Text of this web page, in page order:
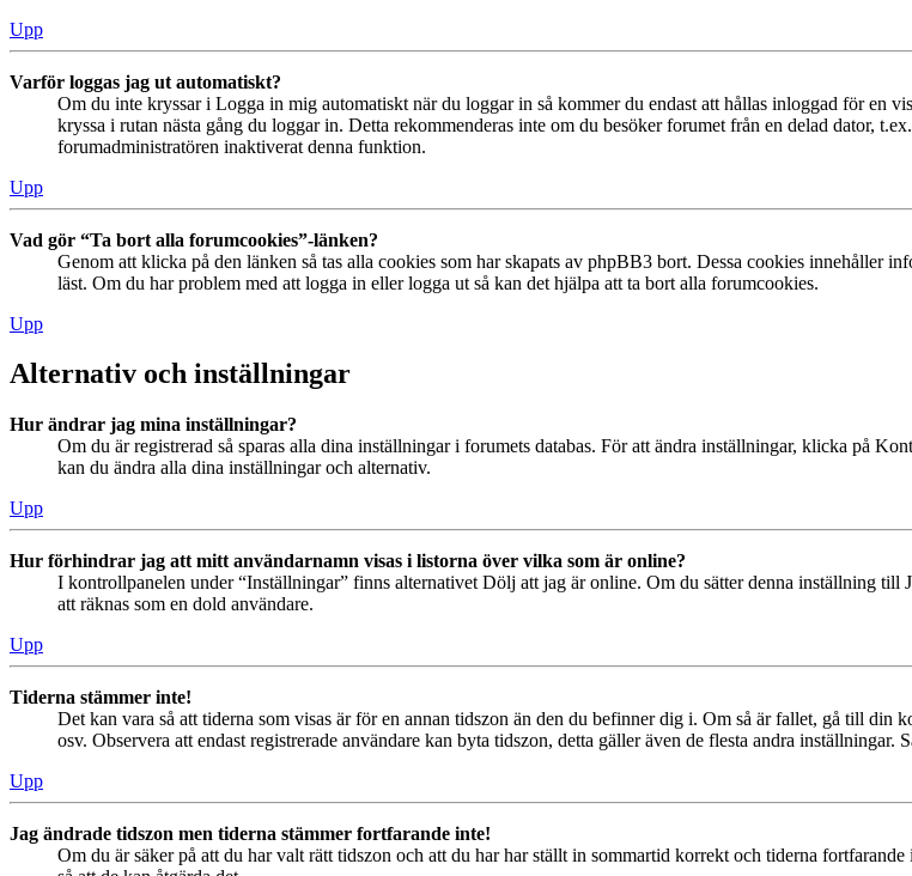
Upp
Varför loggas jag ut automatiskt?
Om du inte kryssar i Logga in mig automatiskt när du loggar in så kommer du endast att hållas inloggad för en
kryssa i rutan nästa gång du loggar in. Detta rekommenderas inte om du besöker forumet från en delad dator,
forumadministratören inaktiverat denna funktion.
Upp
Vad gör “Ta bort alla forumcookies”-länken?
Genom att klicka på den länken så tas alla cookies som har skapats av phpBB3 bort. Dessa cookies innehåller
läst. Om du har problem med att logga in eller logga ut så kan det hjälpa att ta bort alla forumcookies.
Upp
Alternativ och inställningar
Hur ändrar jag mina inställningar?
Om du är registrerad så sparas alla dina inställningar i forumets databas. För att ändra inställningar, klicka på
kan du ändra alla dina inställningar och alternativ.
Upp
Hur förhindrar jag att mitt användarnamn visas i listorna över vilka som är online?
I kontrollpanelen under “Inställningar” finns alternativet Dölj att jag är online. Om du sätter denna inställning
att räknas som en dold användare.
Upp
Tiderna stämmer inte!
Det kan vara så att tiderna som visas är för en annan tidszon än den du befinner dig i. Om så är fallet, gå till
osv. Observera att endast registrerade användare kan byta tidszon, detta gäller även de flesta andra inställningar.
Upp
Jag ändrade tidszon men tiderna stämmer fortfarande inte!
Om du är säker på att du har valt rätt tidszon och att du har har ställt in sommartid korrekt och tiderna